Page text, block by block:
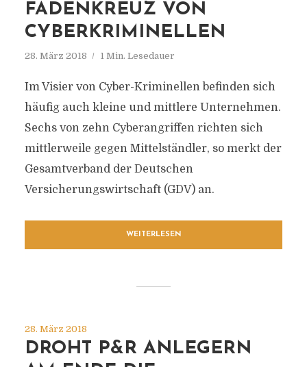
FADENKREUZ VON
CYBERKRIMINELLEN
28. März 2018 1 Min. Lesedauer
Im Visier von Cyber-Kriminellen befinden sich
häufig auch kleine und mittlere Unternehmen.
Sechs von zehn Cyberangriffen richten sich
mittlerweile gegen Mittelständler, so merkt der
Gesamtverband der Deutschen
Versicherungswirtschaft (GDV) an.
WEITERLESEN
28. März 2018
DROHT P&R ANLEGERN